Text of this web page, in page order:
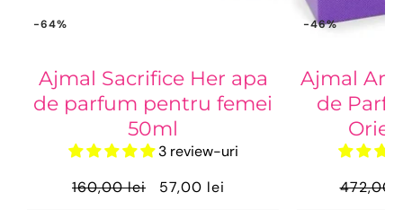
-64%
Ajmal Sacrifice Her apa
de parfum pentru femei
50ml
3 review-uri
160,00 lei
57,00 lei
-46%
Ajmal
de
472,00